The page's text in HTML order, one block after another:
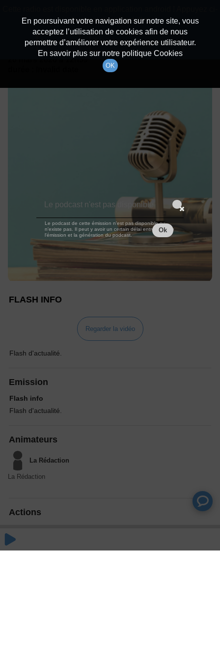
Détails De L'épisode
à 12h59
FLASH INFO
Regarder la vidéo
Flash d'actualité.
Emission
Flash info
Flash d'actualité.
Animateurs
La Rédaction
La Rédaction
Actions
En poursuivant votre navigation sur notre site, vous
acceptez l’utilisation de cookies afin de nous
permettre d’améliorer votre expérience utilisateur.
En savoir plus sur notre politique Cookies
OK
dessous pour l'installer.
Non merci Télécharger l'application
Le podcast n'est pas disponible
Le podcast de cette émission n'est pas disponible ou
n'existe pas. Il peut y avoir un certain délai entre la fin de
l'émission et la génération du podcast.
Ok